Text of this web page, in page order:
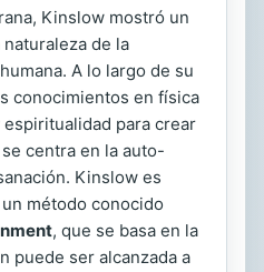
Kinslow mostró un
de la
A lo largo de su
conocimientos en física
para crear
centra en la auto-
Kinslow es
método conocido
, que se basa en la
puede ser alcanzada a